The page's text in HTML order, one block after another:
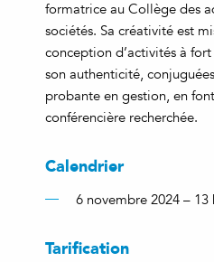
formatrice au Collège des
sociétés. Sa créativité est
conception d’activités à
son authenticité,
probante en gestion, en
conférencière recherchée.
Calendrier
6 novembre 2024 – 13
Tarification